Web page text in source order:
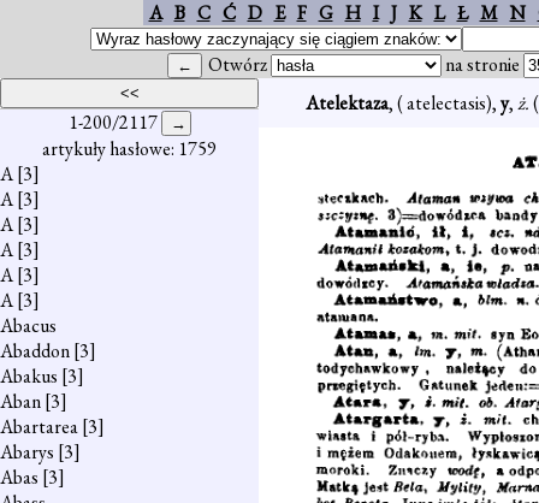
A B C Ć D E F G H I J K L Ł M N
Otwórz na stronie
1-200/2117
artykuły hasłowe: 1759
A[3]
A[3]
A[3]
A[3]
A[3]
A[3]
Abacus
Abaddon[3]
Abakus [3]
Aban[3]
Abartarea[3]
Abarys [3]
Abas [3]
Atelektaza, ( atelectasis),y,ż.